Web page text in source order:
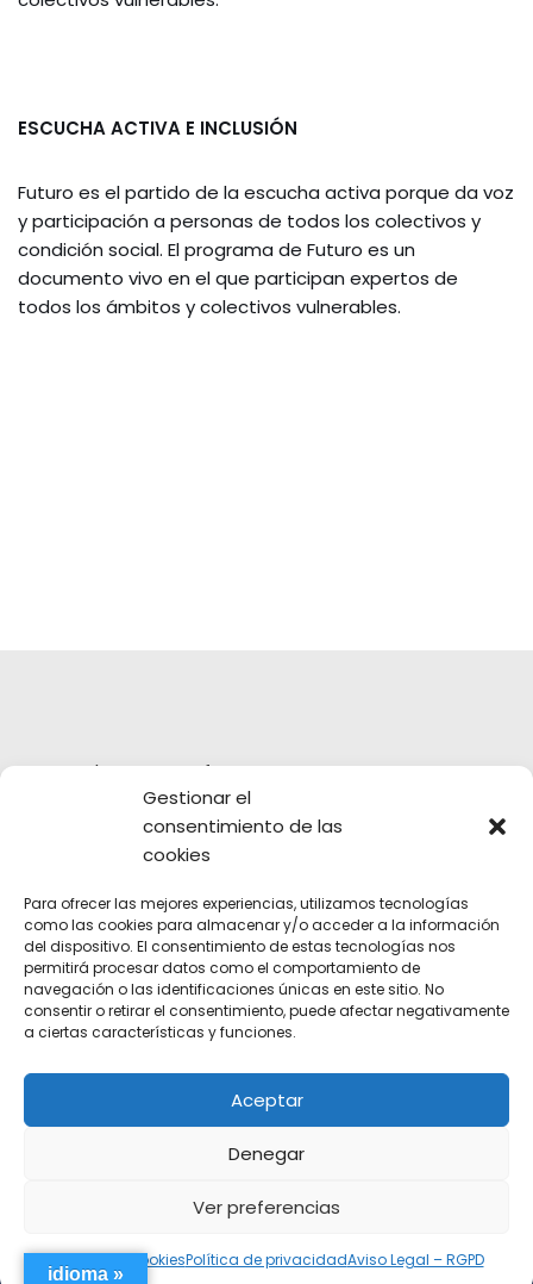
Gestionar el
consentimiento de las
cookies
Para ofrecer las mejores experiencias, utilizamos tecnologías
como las cookies para almacenar y/o acceder a la información
del dispositivo. El consentimiento de estas tecnologías nos
permitirá procesar datos como el comportamiento de
navegación o las identificaciones únicas en este sitio. No
consentir o retirar el consentimiento, puede afectar negativamente
a ciertas características y funciones.
Aceptar
Denegar
Ver preferencias
Política de cookiesPolítica de privacidadAviso Legal – RGPD
ESCUCHA ACTIVA E INCLUSIÓN
Futuro es el partido de la escucha activa porque da voz
y participación a personas de todos los colectivos y
condición social. El programa de Futuro es un
documento vivo en el que participan expertos de
todos los ámbitos y colectivos vulnerables.
Tweets by Futuro__f
idioma »